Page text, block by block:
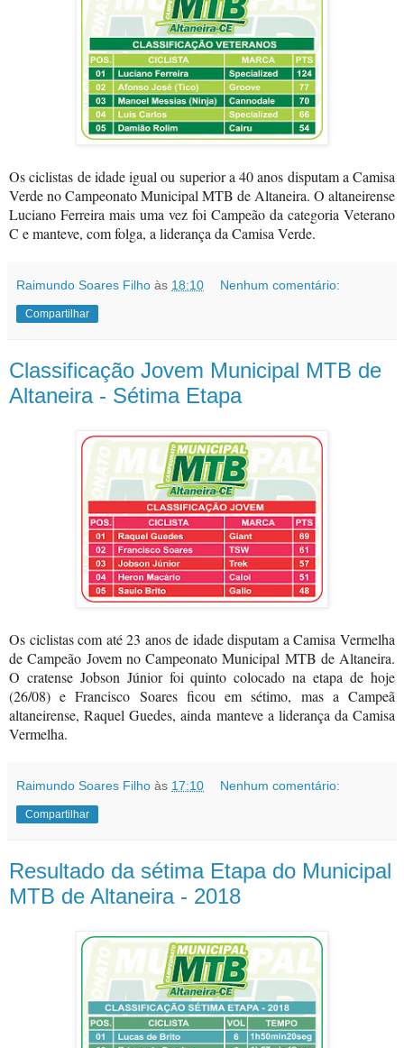
Os ciclistas de idade igual ou superior a 40 anos disputam a Camisa
Verde no Campeonato Municipal MTB de Altaneira. O altaneirense
Luciano Ferreira mais uma vez foi Campeão da categoria Veterano
C e manteve, com folga, a liderança da Camisa Verde.
Raimundo Soares Filho às 18:10 Nenhum comentário:
Compartilhar
Classificação Jovem Municipal MTB de
Altaneira - Sétima Etapa
Os ciclistas com até 23 anos de idade disputam a Camisa Vermelha
de Campeão Jovem no Campeonato Municipal MTB de Altaneira.
O cratense Jobson Júnior foi quinto colocado na etapa de hoje
(26/08) e Francisco Soares ficou em sétimo, mas a Campeã
altaneirense, Raquel Guedes, ainda manteve a liderança da Camisa
Vermelha.
Raimundo Soares Filho às 17:10 Nenhum comentário:
Compartilhar
Resultado da sétima Etapa do Municipal
MTB de Altaneira - 2018